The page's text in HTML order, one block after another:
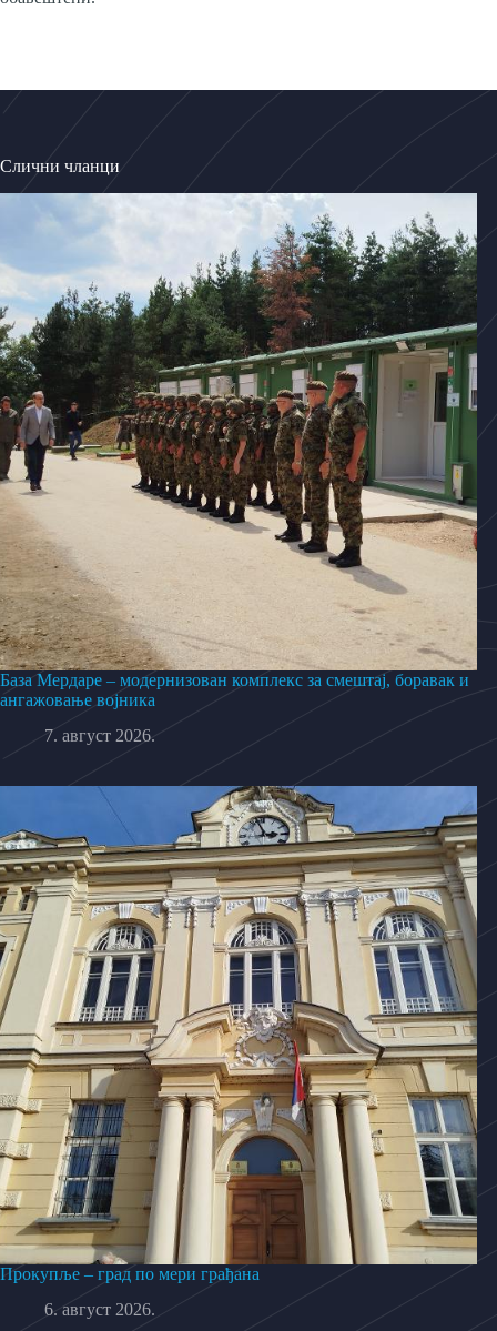
Слични чланци
База Мердаре – модернизован комплекс за смештај, боравак и
ангажовање војника
7. август 2026.
Прокупље – град по мери грађана
6. август 2026.